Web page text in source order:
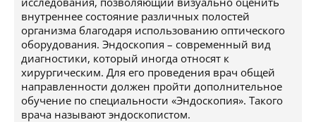
внутреннее состояние различных полостей
организма благодаря использованию оптического
оборудования. Эндоскопия – современный вид
диагностики, который иногда относят к
хирургическим. Для его проведения врач общей
направленности должен пройти дополнительное
обучение по специальности «Эндоскопия». Такого
врача называют эндоскопистом.